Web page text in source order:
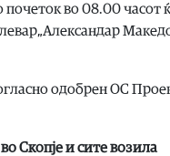
почеток во 08.00 часот
одобрен ОС
Скопје и сите возила